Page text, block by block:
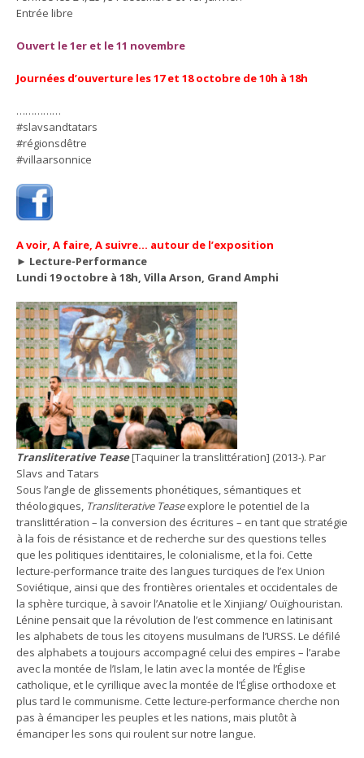
Entrée libre
Ouvert le 1er et le 11 novembre
Journées d’ouverture les 17 et 18 octobre de 10h à 18h
……………
#slavsandtatars
#régionsdêtre
#villaarsonnice
A voir, A faire, A suivre… autour de l’exposition
► Lecture-Performance
Lundi 19 octobre à 18h, Villa Arson, Grand Amphi
Transliterative Tease[Taquiner la translittération] (2013-). Par
Slavs and Tatars
Sous l’angle de glissements phonétiques, sémantiques et
théologiques, Transliterative Teaseexplore le potentiel de la
translittération – la conversion des écritures – en tant que stratégie
à la fois de résistance et de recherche sur des questions telles
que les politiques identitaires, le colonialisme, et la foi. Cette
lecture-performance traite des langues turciques de l’ex Union
Soviétique, ainsi que des frontières orientales et occidentales de
la sphère turcique, à savoir l’Anatolie et le Xinjiang/ Ouïghouristan.
Lénine pensait que la révolution de l’est commence en latinisant
les alphabets de tous les citoyens musulmans de l’URSS. Le défilé
des alphabets a toujours accompagné celui des empires – l’arabe
avec la montée de l’Islam, le latin avec la montée de l’Église
catholique, et le cyrillique avec la montée de l’Église orthodoxe et
plus tard le communisme. Cette lecture-performance cherche non
pas à émanciper les peuples et les nations, mais plutôt à
émanciper les sons qui roulent sur notre langue.